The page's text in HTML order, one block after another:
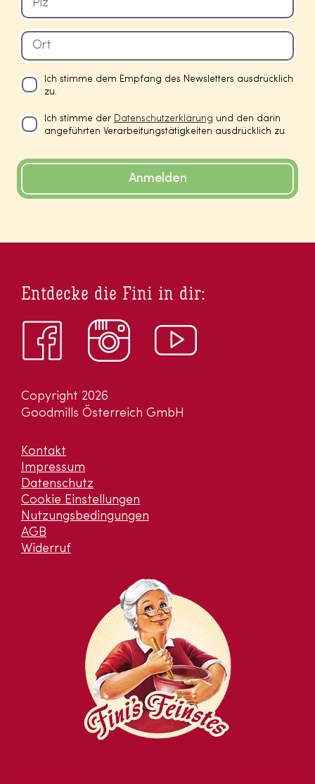
Ich stimme dem Empfang des Newsletters ausdrücklich
zu.
Ich stimme der Datenschutzerklärung und den darin
angeführten Verarbeitungstätigkeiten ausdrücklich zu.
Anmelden
Copyright 2026
Goodmills Österreich GmbH
Kontakt
Impressum
Datenschutz
Cookie Einstellungen
Nutzungsbedingungen
AGB
Widerruf
Entdecke die Fini in dir: